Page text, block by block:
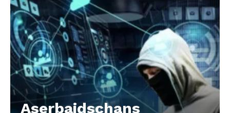
SUBSCRIBE NOW
Aserbaidschans